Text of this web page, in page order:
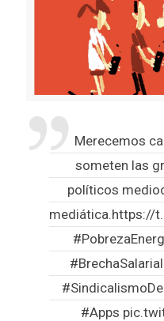
Merecemos
someten las
políticos
mediática.https://
#BrechaSalarial
#Apps